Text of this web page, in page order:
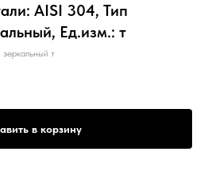
AISI 304, Тип
Ед.изм.: т
т
в корзину